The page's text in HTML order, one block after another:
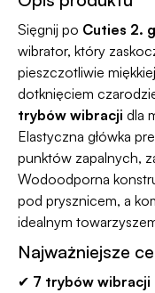
Sięgnij po Cuties 2.
wibrator, który
pieszczotliwie
dotknięciem
trybów wibracji dla
Elastyczna główka
punktów zapalnych,
Wodoodporna
pod prysznicem, a
idealnym
Najważniejsze
✔ 7 trybów wibracji